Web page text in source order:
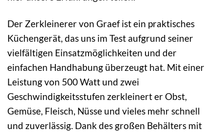
Der Zerkleinerer von Graef ist ein praktisches
Küchengerät, das uns im Test aufgrund seiner
vielfältigen Einsatzmöglichkeiten und der
einfachen Handhabung überzeugt hat. Mit einer
Leistung von 500 Watt und zwei
Geschwindigkeitsstufen zerkleinert er Obst,
Gemüse, Fleisch, Nüsse und vieles mehr schnell
und zuverlässig. Dank des großen Behälters mit